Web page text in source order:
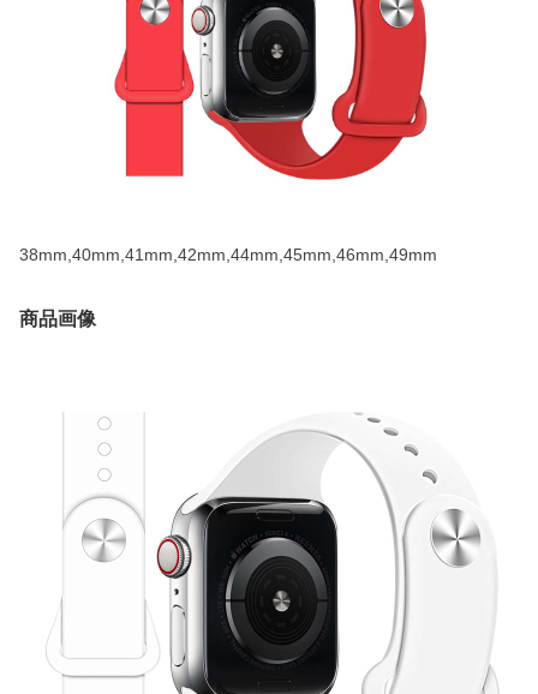
38mm,40mm,41mm,42mm,44mm,45mm,46mm,49mm
商品画像